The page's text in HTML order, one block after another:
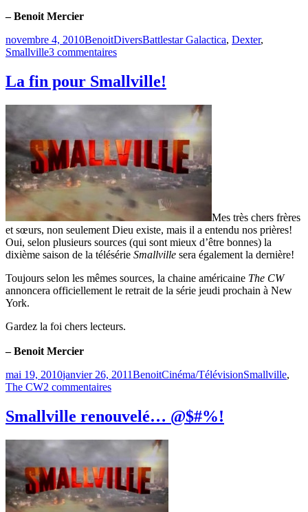
– Benoit Mercier
Publié
le
novembre 4, 2010BenoitCatégories
DiversÉtiquettes
Battlestar Galactica, Dexter,
Smallville3 commentairessur
Witwer
au
Comiccon
de
Montréal
La fin pour Smallville!
Mes très chers frères
et sœurs, non seulement Dieu existe, mais il a entendu nos prières!
Oui, selon plusieurs sources (qui sont mieux d’être bonnes) la
dixième saison de la télésérie Smallville sera également la dernière!
Toujours selon les mêmes sources, la chaine américaine The CW
annoncera officiellement le retrait de la série jeudi prochain à New
York.
Gardez la foi chers lecteurs.
– Benoit Mercier
Publié
le
mai 19, 2010janvier 26, 2011BenoitCatégories
Cinéma/TélévisionÉtiquettes
Smallville,
The CW2 commentairessur
pour
Smallville renouvelé… @$#%!